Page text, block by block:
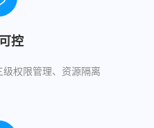
控
权限管理、资源隔离